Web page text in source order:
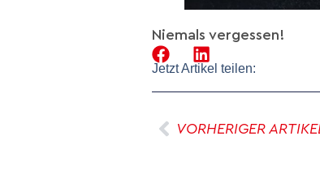
Niemals vergessen!
Jetzt Artikel teilen:
VORHERIGER